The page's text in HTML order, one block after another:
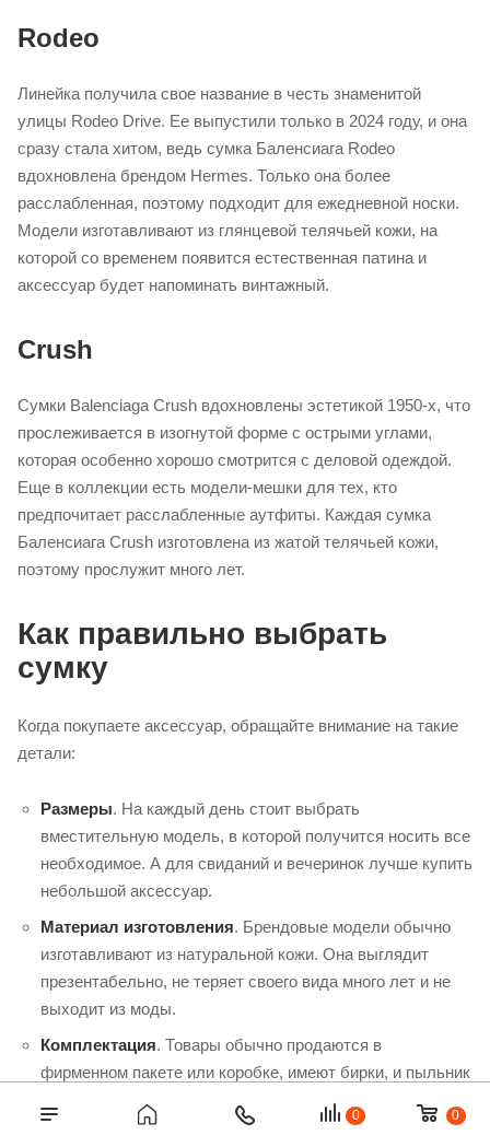
Rodeo
Линейка получила свое название в честь знаменитой
улицы Rodeo Drive. Ее выпустили только в 2024 году, и она
сразу стала хитом, ведь сумка Баленсиага Rodeo
вдохновлена брендом Hermes. Только она более
расслабленная, поэтому подходит для ежедневной носки.
Модели изготавливают из глянцевой телячьей кожи, на
которой со временем появится естественная патина и
аксессуар будет напоминать винтажный.
Crush
Сумки Balenciaga Crush вдохновлены эстетикой 1950-х, что
прослеживается в изогнутой форме с острыми углами,
которая особенно хорошо смотрится с деловой одеждой.
Еще в коллекции есть модели-мешки для тех, кто
предпочитает расслабленные аутфиты. Каждая сумка
Баленсиага Crush изготовлена из жатой телячьей кожи,
поэтому прослужит много лет.
Как правильно выбрать
сумку
Когда покупаете аксессуар, обращайте внимание на такие
детали:
Размеры. На каждый день стоит выбрать
вместительную модель, в которой получится носить все
необходимое. А для свиданий и вечеринок лучше купить
небольшой аксессуар.
Материал изготовления. Брендовые модели обычно
изготавливают из натуральной кожи. Она выглядит
презентабельно, не теряет своего вида много лет и не
выходит из моды.
Комплектация. Товары обычно продаются в
фирменном пакете или коробке, имеют бирки, и пыльник
0 0